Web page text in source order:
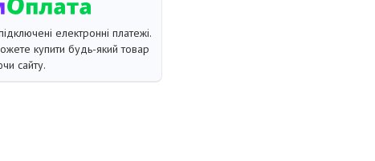
електронні платежі.
купити будь-який товар
сайту.